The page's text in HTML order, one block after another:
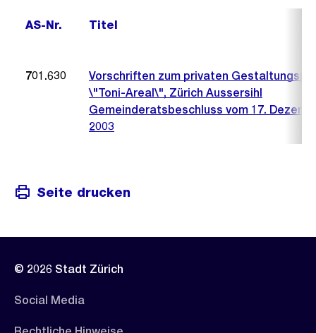
AS-Nr. Titel
701.630
Vorschriften zum privaten
\"Toni-Areal\", Zürich Aussersihl
Gemeinderatsbeschluss vom 17.
2003
Seite drucken
© 2026 Stadt Zürich
Social Media